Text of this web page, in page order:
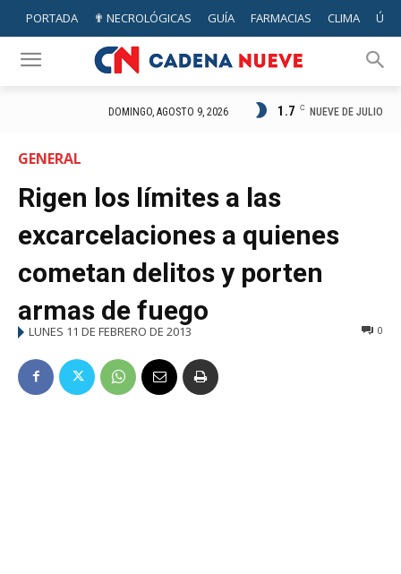
PORTADA ✟ NECROLÓGICAS GUÍA FARMACIAS CLIMA
DOMINGO, AGOSTO 9, 2026 1.7 C NUEVE DE JULIO
GENERAL
Rigen los límites a las
excarcelaciones a quienes
cometan delitos y porten
armas de fuego
LUNES 11 DE FEBRERO DE 2013 0